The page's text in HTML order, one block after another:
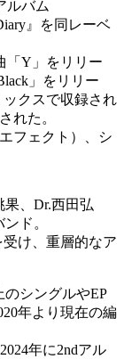
ルバム
』を同レーベ
「Y」をリリー
」をリリー
ックスで収録され
れた。
フェクト）、シ
果、Dr.西田弘
ド。
け、重層的なア
のシングルやEP
年より現在の編
年に2ndアル